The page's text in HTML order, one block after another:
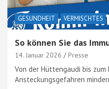
GESUNDHEIT VERMISCHTES
So können Sie das
14. Januar 2026 Presse
Von der Hüttengaudi bis zum
Ansteckungsgefahren